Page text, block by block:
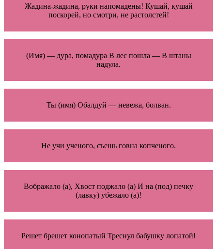
Жадина-жадина, руки напомадены! Кушай, кушай
поскорей, но смотри, не растолстей!
(Имя) — дура, помадура В лес пошла — В штаны
надула.
Ты (имя) Обалдуй — невежа, болван.
Не учи ученого, съешь говна копченого.
Вображало (а), Хвост поджало (а) И на (под) печку
(лавку) убежало (а)!
Решет брешет конопатый Треснул бабушку лопатой!